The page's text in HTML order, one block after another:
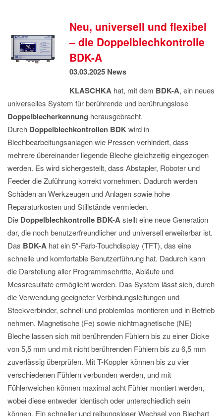
DATENSCHUTZNeu, universell und flexibel
– die Doppelblechkontrolle
BDK-A
03.03.2025 News
KLASCHKAhat, mit dem BDK-A, ein neues
universelles System für berührende und berührungslose
Doppelblecherkennung herausgebracht.
Durch Doppelblechkontrollen BDKwird in
Blechbearbeitungsanlagen wie Pressen verhindert, dass
mehrere übereinander liegende Bleche gleichzeitig eingezogen
werden. Es wird sichergestellt, dass Abstapler, Roboter und
Feeder die Zuführung korrekt vornehmen. Dadurch werden
Schäden an Werkzeugen und Anlagen sowie hohe
Reparaturkosten und Stillstände vermieden.
Die Doppelblechkontrolle BDK-Astellt eine neue Generation
dar, die noch benutzerfreundlicher und universell erweiterbar ist.
Das BDK-A hat ein 5″-Farb-Touchdisplay (TFT), das eine
schnelle und komfortable Benutzerführung hat. Dadurch kann
die Darstellung aller Programmschritte, Abläufe und
Messresultate ermöglicht werden. Das System lässt sich, durch
die Verwendung geeigneter Verbindungsleitungen und
Steckverbinder, schnell und problemlos montieren und in Betrieb
nehmen. Magnetische (Fe) sowie nichtmagnetische (NE)
Bleche lassen sich mit berührenden Fühlern bis zu einer Dicke
von 5,5 mm und mit nicht berührenden Fühlern bis zu 6,5 mm
zuverlässig überprüfen. Mit T-Koppler können bis zu vier
verschiedenen Fühlern verbunden werden, und mit
Fühlerweichen können maximal acht Fühler montiert werden,
wobei diese entweder identisch oder unterschiedlich sein
können. Ein schneller und reibungsloser Wechsel von Blechart